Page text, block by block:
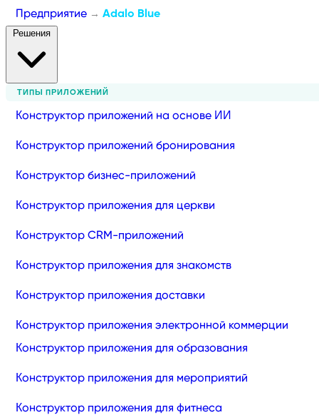
Предприятие → Adalo Blue
ТИПЫ ПРИЛОЖЕНИЙ
Конструктор приложений на основе ИИ
Конструктор приложений бронирования
Конструктор бизнес-приложений
Конструктор приложения для церкви
Конструктор CRM-приложений
Конструктор приложения для знакомств
Конструктор приложения доставки
Конструктор приложения электронной коммерции
Конструктор приложения для образования
Конструктор приложения для мероприятий
Конструктор приложения для фитнеса